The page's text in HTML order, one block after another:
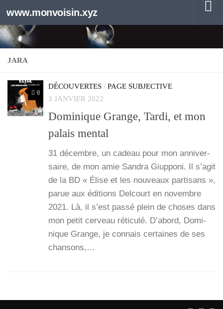
Au dessous du contenu
www.monvoisin.xyz
JARA
0
DÉCOUVERTES / PAGE SUBJECTIVE
3 JANVIER 2022
Dominique Grange, Tardi, et mon
palais mental
31 décembre, un cadeau pour mon anni­ver­
saire, de mon amie San­dra Giup­po­ni. Il s’a­git
de la BD « Élise et les nou­veaux par­ti­sans »,
parue aux édi­tions Del­court en novembre
2021. Là, il s’est pas­sé plein de choses dans
mon petit cer­veau réti­cu­lé. D’a­bord, Domi­
nique Grange, je connais cer­taines de ses
chan­sons,…